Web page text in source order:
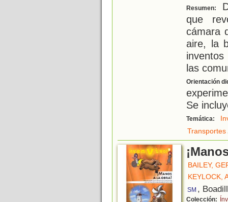
Resumen:
que
cámara
aire, la
las
Orientación
Se
Temática:
Transportes
BAILEY,
KEYLOCK,
SM ,
Colección: